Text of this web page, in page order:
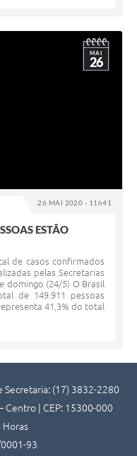
26 MAI 2020 - 11h41
MAI
26
ESTÃO
de casos confirmados
pelas Secretarias
domingo (24/5) O Brasil
de 149.911 pessoas
41,3% do total
Secretaria: (17) 3832-2280
Centro | CEP: 15300-000
93